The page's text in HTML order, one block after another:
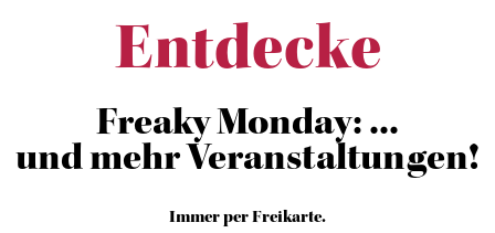
Entdecke
Freaky Monday: ...
und mehr Veranstaltungen!
Immer per Freikarte.